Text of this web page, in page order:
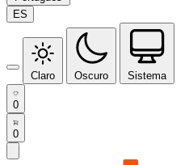
ES
Claro Oscuro Sistema
0
0